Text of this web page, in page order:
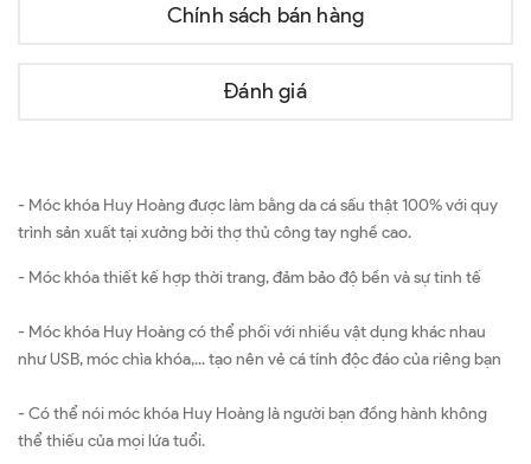
Chính sách bán hàng
Đánh giá
- Móc khóa Huy Hoàng được làm bằng da cá sấu thật 100% với quy
trình sản xuất tại xưởng bởi thợ thủ công tay nghề cao.
- Móc khóa thiết kế hợp thời trang, đảm bảo độ bền và sự tinh tế
- Móc khóa Huy Hoàng có thể phối với nhiều vật dụng khác nhau
như USB, móc chìa khóa,... tạo nên vẻ cá tính độc đáo của riêng bạn
- Có thể nói móc khóa Huy Hoàng là người bạn đồng hành không
thể thiếu của mọi lứa tuổi.